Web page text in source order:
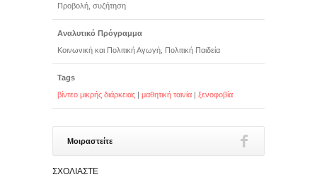
Προβολή, συζήτηση
Αναλυτικό Πρόγραμμα
Κοινωνική και Πολιτική Αγωγή, Πολιτική Παιδεία
Tags
βίντεο μικρής διάρκειας | μαθητική ταινία | ξενοφοβία
Μοιραστείτε
ΣΧΟΛΙΆΣΤΕ